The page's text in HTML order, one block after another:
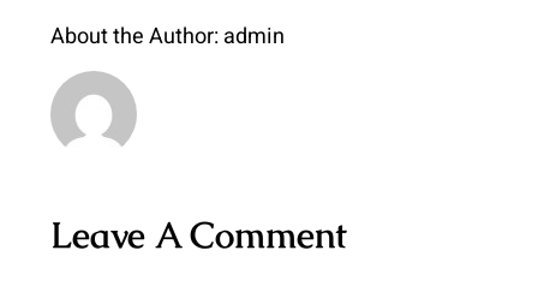
About the Author:admin
Leave A Comment